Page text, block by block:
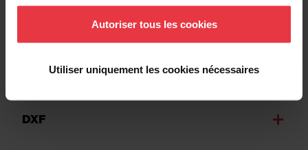
continuez à utiliser notre site Web.
Autoriser tous les cookies
Utiliser uniquement les cookies nécessaires
Fiche produit
DXF